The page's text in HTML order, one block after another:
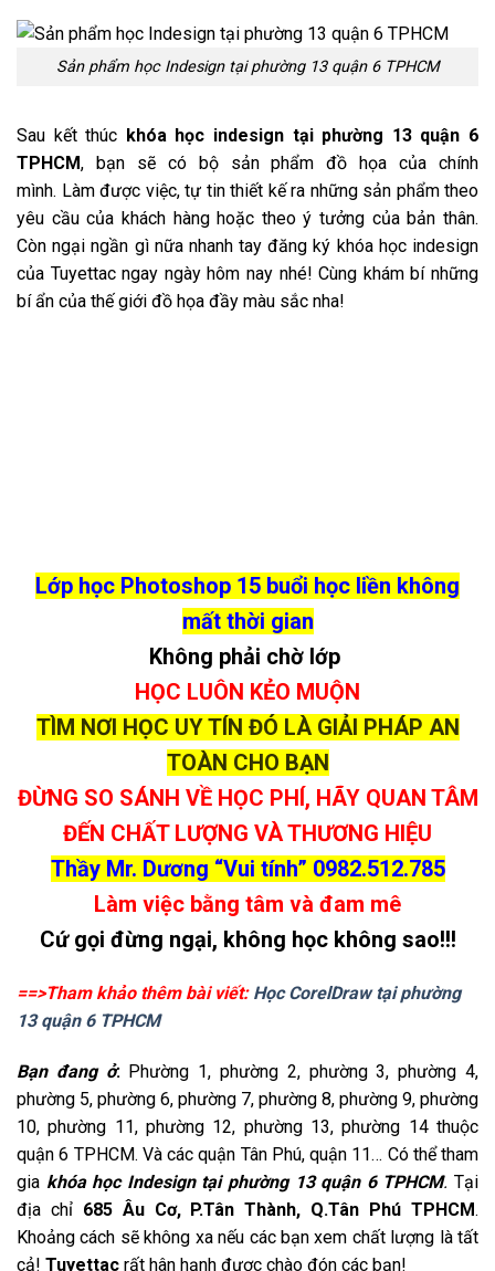
Sản phẩm học Indesign tại phường 13 quận 6 TPHCM
Sau kết thúc khóa học indesign tại phường 13 quận 6
TPHCM, bạn sẽ có bộ sản phẩm đồ họa của chính
mình. Làm được việc, tự tin thiết kế ra những sản phẩm theo
yêu cầu của khách hàng hoặc theo ý tưởng của bản thân.
Còn ngại ngần gì nữa nhanh tay đăng ký khóa học indesign
của Tuyettac ngay ngày hôm nay nhé! Cùng khám bí những
bí ẩn của thế giới đồ họa đầy màu sắc nha!
Lớp học Photoshop 15 buổi học liền không
mất thời gian
Không phải chờ lớp
HỌC LUÔN KẺO MUỘN
TÌM NƠI HỌC UY TÍN ĐÓ LÀ GIẢI PHÁP AN
TOÀN CHO BẠN
ĐỪNG SO SÁNH VỀ HỌC PHÍ, HÃY QUAN TÂM
ĐẾN CHẤT LƯỢNG VÀ THƯƠNG HIỆU
Thầy Mr. Dương “Vui tính” 0982.512.785
Làm việc bằng tâm và đam mê
Cứ gọi đừng ngại, không học không sao!!!
==>Tham khảo thêm bài viết: Học CorelDraw tại phường
13 quận 6 TPHCM
Bạn đang ở:Phường 1, phường 2, phường 3, phường 4,
phường 5, phường 6, phường 7, phường 8, phường 9, phường
10, phường 11, phường 12, phường 13, phường 14 thuộc
quận 6 TPHCM. Và các quận Tân Phú, quận 11… Có thể tham
gia khóa học Indesign tại phường 13 quận 6 TPHCM.Tại
địa chỉ 685 Âu Cơ, P.Tân Thành, Q.Tân Phú TPHCM.
Khoảng cách sẽ không xa nếu các bạn xem chất lượng là tất
cả! Tuyettac rất hân hạnh được chào đón các bạn!